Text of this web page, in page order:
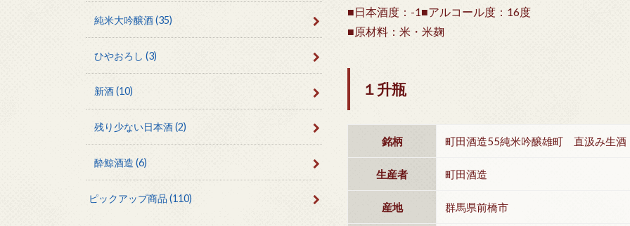
■日本酒度：-1■アルコール度：16度
■原材料：米・米麹
１升瓶
銘柄 町田酒造55純米吟醸雄町 直汲み生酒
生産者 町田酒造
産地 群馬県前橋市
純米大吟醸酒(35)
ひやおろし (3)
新酒(10)
残り少ない日本酒(2)
酔鯨酒造 (6)
ピックアップ商品(110)